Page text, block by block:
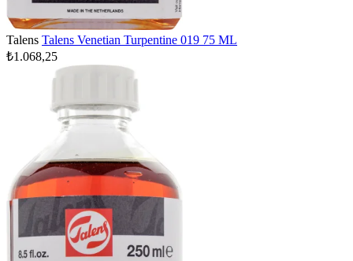
Talens Talens Venetian Turpentine 019 75 ML
₺1.068,25